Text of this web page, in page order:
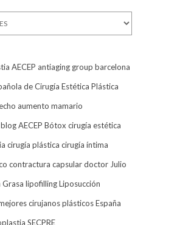
AECEP antiaging group barcelona
de Cirugía Estética Plástica
aumento mamario
blog AECEP Bótox cirugía estética
cirugía plástica cirugía íntima
contractura capsulardoctor Julio
Grasa lipofillingLiposucción
cirujanos plásticos España
SECPRE